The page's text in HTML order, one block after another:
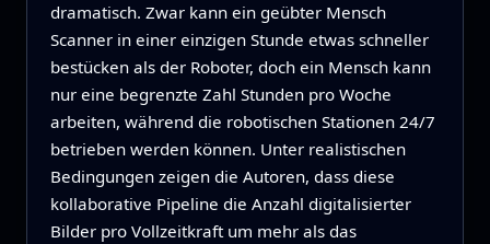
dramatisch. Zwar kann ein geübter Mensch
Scanner in einer einzigen Stunde etwas schneller
bestücken als der Roboter, doch ein Mensch kann
nur eine begrenzte Zahl Stunden pro Woche
arbeiten, während die robotischen Stationen 24/7
betrieben werden können. Unter realistischen
Bedingungen zeigen die Autoren, dass diese
kollaborative Pipeline die Anzahl digitalisierter
Bilder pro Vollzeitkraft um mehr als das